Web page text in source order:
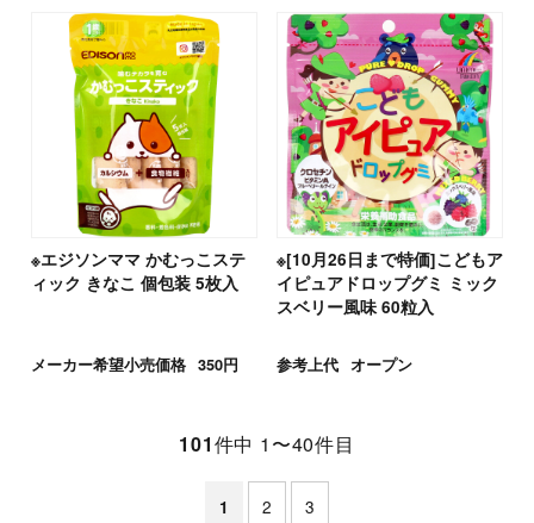
※エジソンママ かむっこステ
ィック きなこ 個包装 5枚入
メーカー希望小売価格 350円
※[10月26日まで特価]こどもア
イピュアドロップグミ ミック
スベリー風味 60粒入
参考上代 オープン
101件中 1〜40件目
1 2 3